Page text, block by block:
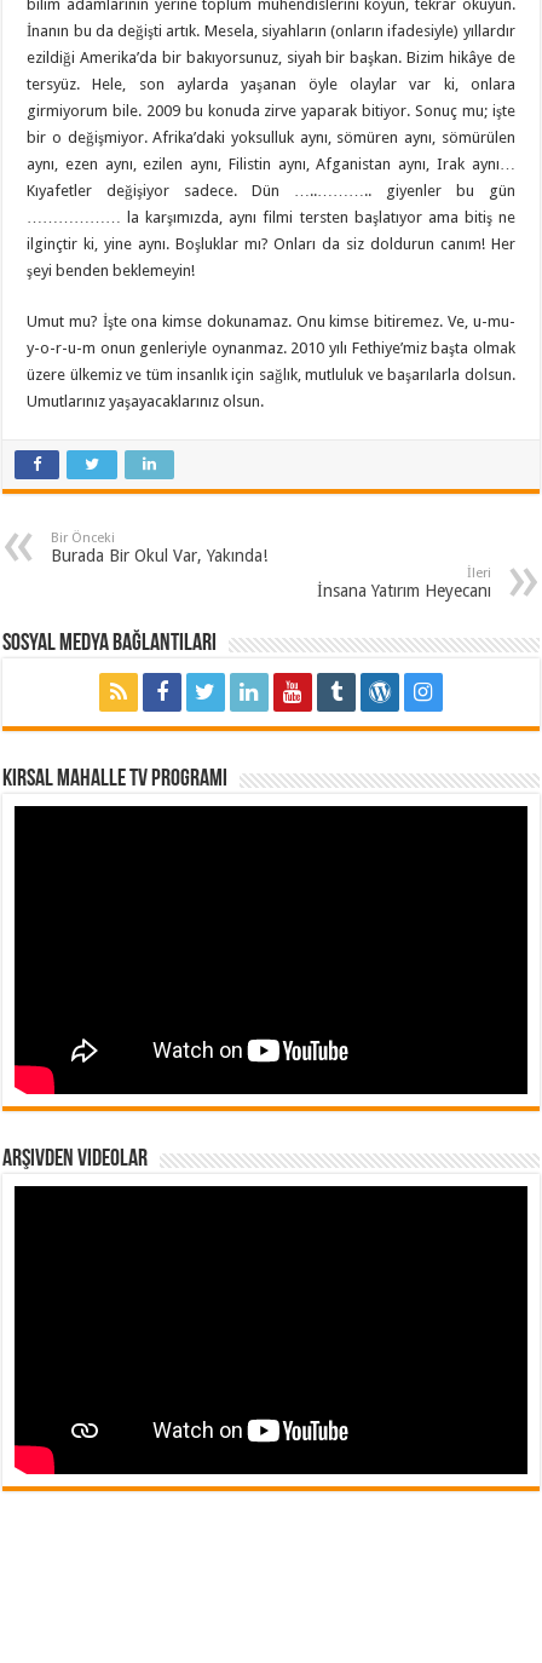
bilim adamlarının yerine toplum mühendislerini koyun, tekrar okuyun.
İnanın bu da değişti artık. Mesela, siyahların (onların ifadesiyle) yıllardır
ezildiği Amerika’da bir bakıyorsunuz, siyah bir başkan. Bizim hikâye de
tersyüz. Hele, son aylarda yaşanan öyle olaylar var ki, onlara
girmiyorum bile. 2009 bu konuda zirve yaparak bitiyor. Sonuç mu; işte
bir o değişmiyor. Afrika’daki yoksulluk aynı, sömüren aynı, sömürülen
aynı, ezen aynı, ezilen aynı, Filistin aynı, Afganistan aynı, Irak aynı…
Kıyafetler değişiyor sadece. Dün …..……….. giyenler bu gün
……………… la karşımızda, aynı filmi tersten başlatıyor ama bitiş ne
ilginçtir ki, yine aynı. Boşluklar mı? Onları da siz doldurun canım! Her
şeyi benden beklemeyin!
Umut mu? İşte ona kimse dokunamaz. Onu kimse bitiremez. Ve, u-mu-
y-o-r-u-m onun genleriyle oynanmaz. 2010 yılı Fethiye’miz başta olmak
üzere ülkemiz ve tüm insanlık için sağlık, mutluluk ve başarılarla dolsun.
Umutlarınız yaşayacaklarınız olsun.
Bir Önceki
Burada Bir Okul Var, Yakında!
İleri
İnsana Yatırım Heyecanı
Sosyal Medya Bağlantıları
Kırsal Mahalle TV Programı
Arşivden Videolar